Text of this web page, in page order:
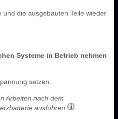
und die ausgebauten Teile wieder
Systeme in Betrieb nehmen
setzen.
Arbeiten nach dem
ausführen